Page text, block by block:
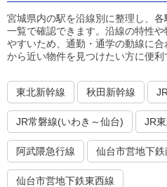
宮城県内の駅を沿線別に整理し、
一覧で確認できます。沿線の特性
やすいため、通勤・通学の動線に
から近い物件を見つけたい方に便利
東北新幹線 秋田新幹線
JR常磐線(いわき～仙台) JR
阿武隈急行線 仙台市営地下鉄
仙台市営地下鉄東西線